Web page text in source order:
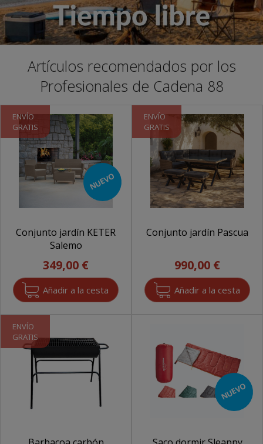
Artículos recomendados por los
Profesionales de Cadena 88
ENVÍO
GRATIS
NUEVO
Conjunto jardín KETER
Salemo
349,00 €
ENVÍO
GRATIS
Conjunto jardín Pascua
990,00 €
ENVÍO
GRATIS
NUEVO